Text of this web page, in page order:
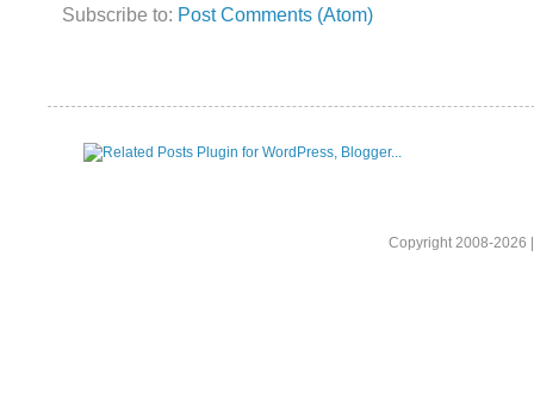
Subscribe to: Post Comments (Atom)
Copyright 2008-2026